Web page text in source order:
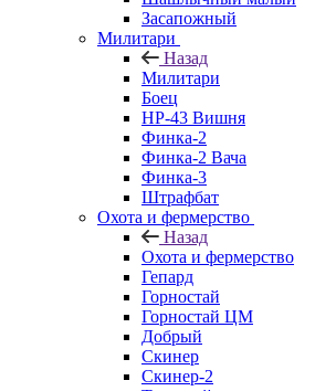
Засапожный
Милитари
Назад
Милитари
Боец
НР-43 Вишня
Финка-2
Финка-2 Вача
Финка-3
Штрафбат
Охота и фермерство
Назад
Охота и фермерство
Гепард
Горностай
Горностай ЦМ
Добрый
Скинер
Скинер-2